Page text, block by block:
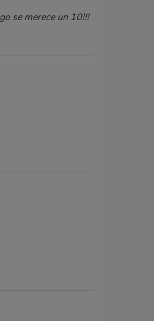
se merece un 10!!!